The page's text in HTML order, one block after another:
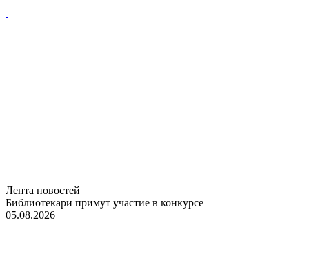
Лента новостей
Библиотекари примут участие в конкурсе
05.08.2026